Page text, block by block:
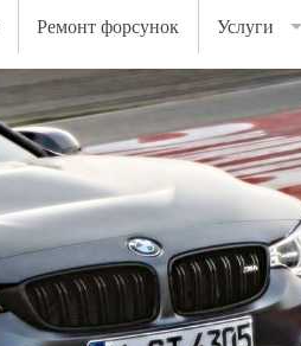
Ремонт форсунок Услуги